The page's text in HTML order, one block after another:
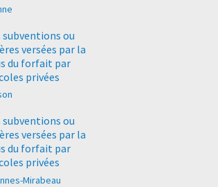
ou
versées par la
du forfait par
privées
ou
versées par la
du forfait par
privées
Mirabeau